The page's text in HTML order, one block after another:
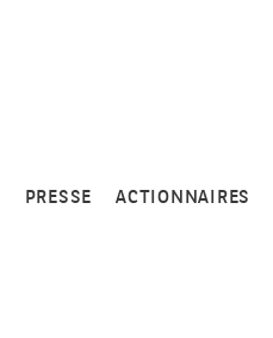
PRESSE ACTIONNAIRES